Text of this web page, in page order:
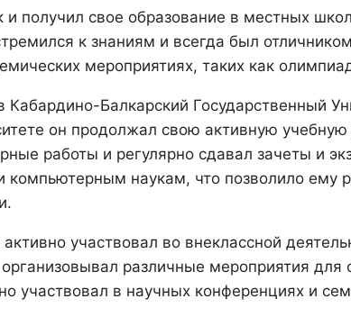
получил свое образование в местных
к знаниям и всегда был
мероприятиях, таких как
Балкарский Государственный
он продолжал свою активную
работы и регулярно сдавал зачеты и
наукам, что позволило ему
участвовал во внеклассной
различные мероприятия для
участвовал в научных конференциях и